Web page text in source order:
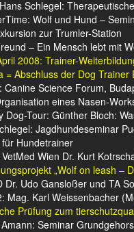
Schlegel:
Wolf und Hund –
zur Trumler-Station
– Ein Mensch lebt mit
2008: Trainer-
= Abschluss der Dog
Canine Science Forum,
eines Nasen-
Dog-Tour: Günther Bloch:
Jagdhundeseminar
Hundetrainer
Wien Dr. Kurt
„Wolf on leash –
Dr. Udo Gansloßer und TA
Mag. Karl Weissenbacher
Prüfung zum
Seminar